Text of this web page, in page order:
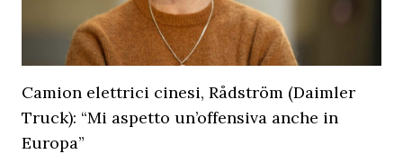
Camion elettrici cinesi, Rådström (Daimler
Truck): “Mi aspetto un’offensiva anche in
Europa”